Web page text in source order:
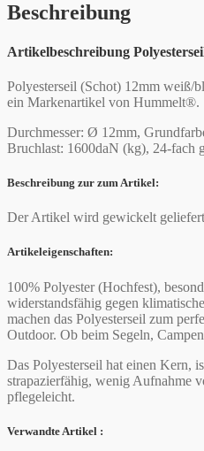
Beschreibung
Artikelbeschreibung
Polyesterseil (Schot) 12mm weiß/
ein Markenartikel von Hummelt®.
Durchmesser: Ø 12mm,
Bruchlast: 1600daN (kg), 24-fach
Beschreibung zur zum Artikel:
Der Artikel wird gewickelt
Artikeleigenschaften:
100% Polyester (Hochfest),
widerstandsfähig gegen
machen das Polyesterseil zum
Outdoor. Ob beim Segeln,
Das Polyesterseil hat einen Kern,
strapazierfähig, wenig Aufnahme
pflegeleicht.
Verwandte Artikel :